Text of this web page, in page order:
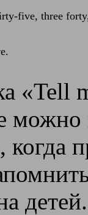
five, three
«Tell
можно
детей.